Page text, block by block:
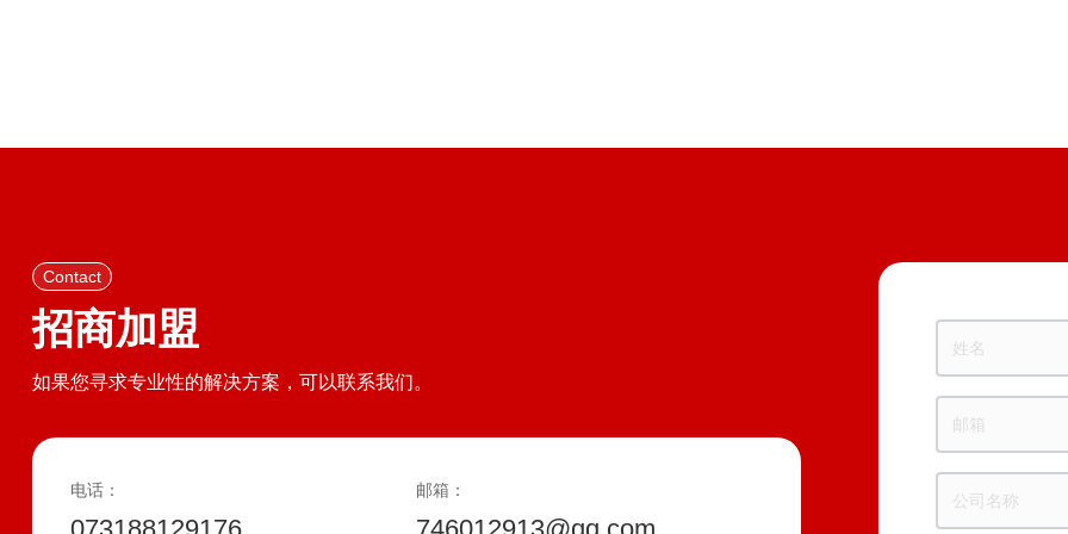
Contact
招商加盟
如果您寻求专业性的解决方案，可以联系我们。
电话： 邮箱：